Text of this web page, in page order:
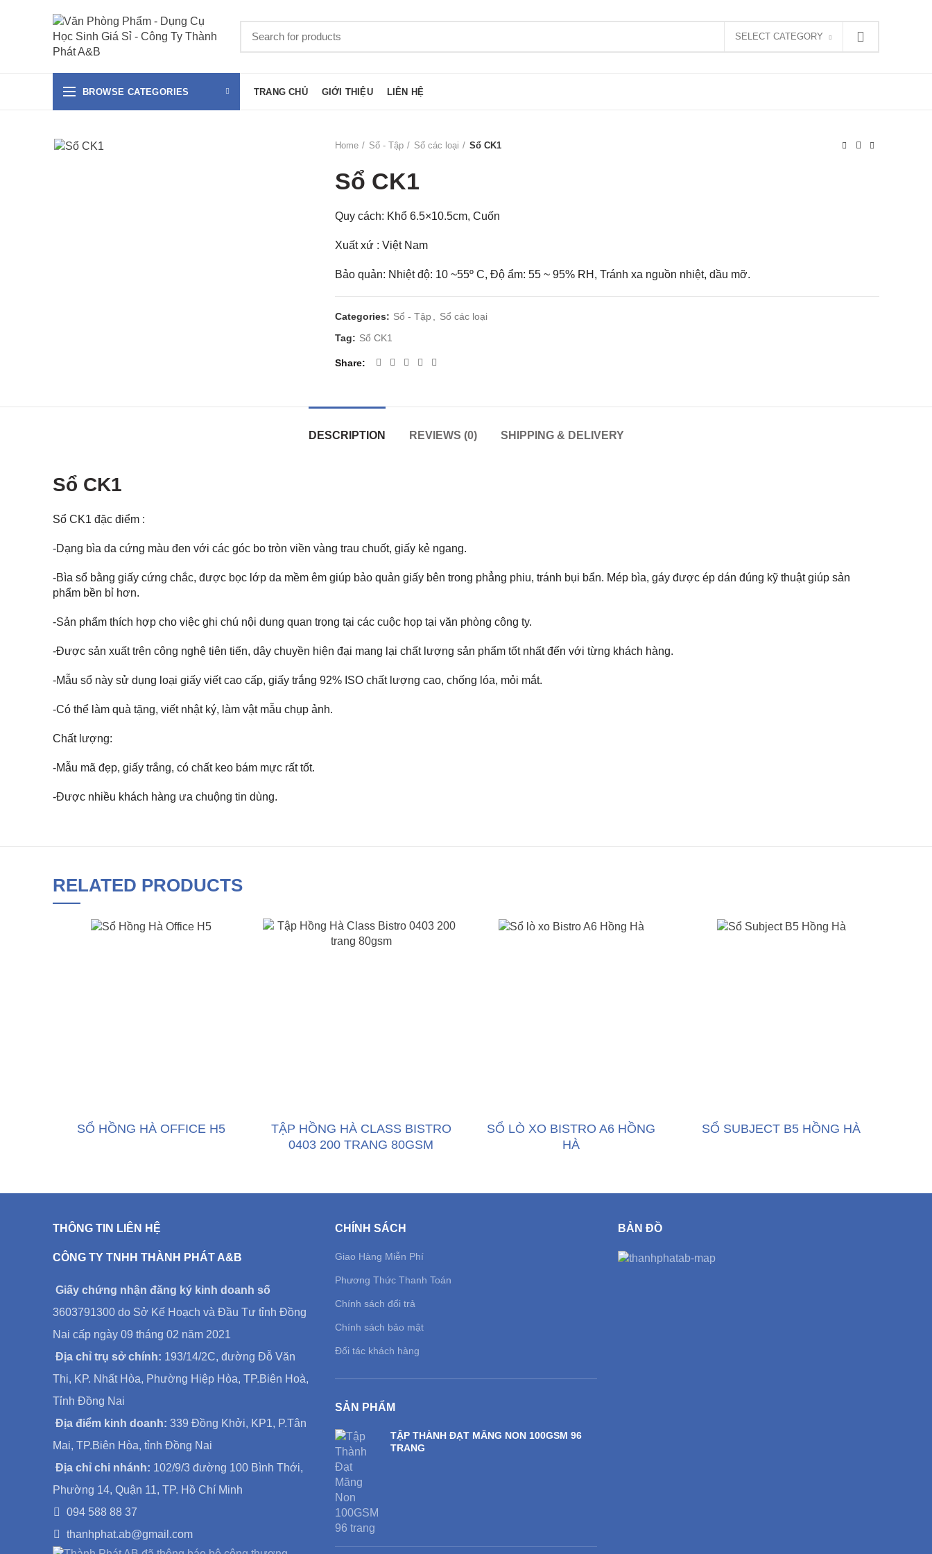
SELECT CATEGORY
BROWSE CATEGORIES TRANG CHỦ GIỚI THIỆU LIÊN HỆ
Home Sổ - Tập Sổ các loại Sổ CK1
Sổ CK1
Quy cách: Khổ 6.5×10.5cm, Cuốn
Xuất xứ : Việt Nam
Bảo quản: Nhiệt độ: 10 ~55º C, Độ ẩm: 55 ~ 95% RH, Tránh xa nguồn nhiệt, dầu mỡ.
Categories: Sổ - Tập
Sổ các loại
Tag: Sổ CK1
Share
DESCRIPTION REVIEWS (0) SHIPPING & DELIVERY
Sổ CK1
Sổ CK1 đặc điểm :
-Dạng bìa da cứng màu đen với các góc bo tròn viền vàng trau chuốt, giấy kẻ ngang.
-Bìa sổ bằng giấy cứng chắc, được bọc lớp da mềm êm giúp bảo quản giấy bên trong phẳng phiu, tránh bụi bẩn. Mép bìa, gáy được ép dán đúng kỹ thuật giúp sản
phẩm bền bỉ hơn.
-Sản phẩm thích hợp cho việc ghi chú nội dung quan trọng tại các cuộc họp tại văn phòng công ty.
-Được sản xuất trên công nghệ tiên tiến, dây chuyền hiện đại mang lại chất lượng sản phẩm tốt nhất đến với từng khách hàng.
-Mẫu sổ này sử dụng loại giấy viết cao cấp, giấy trắng 92% ISO chất lượng cao, chống lóa, mỏi mắt.
-Có thể làm quà tặng, viết nhật ký, làm vật mẫu chụp ảnh.
Chất lượng:
-Mẫu mã đẹp, giấy trắng, có chất keo bám mực rất tốt.
-Được nhiều khách hàng ưa chuộng tin dùng.
RELATED PRODUCTS
SỔ HỒNG HÀ OFFICE H5
TẬP HỒNG HÀ CLASS BISTRO
0403 200 TRANG 80GSM
SỔ LÒ XO BISTRO A6 HỒNG
HÀ
SỔ SUBJECT B5 HỒNG HÀ
THÔNG TIN LIÊN HỆ
CÔNG TY TNHH THÀNH PHÁT A&B
Giấy chứng nhận đăng ký kinh doanh số
3603791300 do Sở Kế Hoạch và Đầu Tư tỉnh Đồng
Nai cấp ngày 09 tháng 02 năm 2021
Địa chỉ trụ sở chính: 193/14/2C, đường Đỗ Văn
Thi, KP. Nhất Hòa, Phường Hiệp Hòa, TP.Biên Hoà,
Tỉnh Đồng Nai
Địa điểm kinh doanh: 339 Đồng Khởi, KP1, P.Tân
Mai, TP.Biên Hòa, tỉnh Đồng Nai
Địa chỉ chi nhánh: 102/9/3 đường 100 Bình Thới,
Phường 14, Quận 11, TP. Hồ Chí Minh
094 588 88 37
thanhphat.ab@gmail.com
CHÍNH SÁCH
Giao Hàng Miễn Phí
Phương Thức Thanh Toán
Chính sách đổi trả
Chính sách bảo mật
Đối tác khách hàng
SẢN PHẨM
TẬP THÀNH ĐẠT MĂNG NON 100GSM 96
TRANG
BẢN ĐỒ